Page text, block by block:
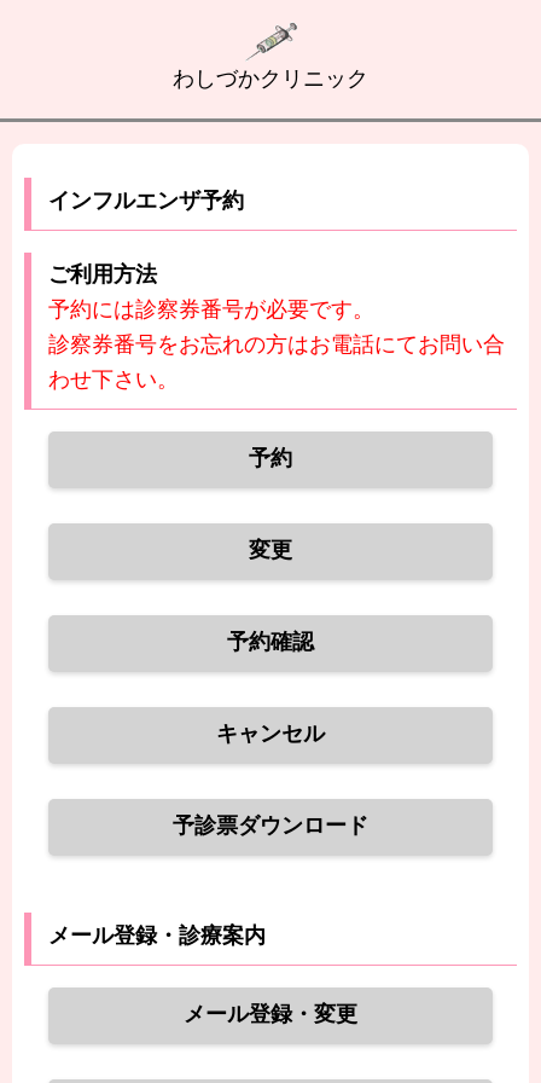
わしづかクリニック
インフルエンザ予約
ご利用方法
予約には診察券番号が必要です。
診察券番号をお忘れの方はお電話にてお問い合
わせ下さい。
予約
変更
予約確認
キャンセル
予診票ダウンロード
メール登録・診療案内
メール登録・変更